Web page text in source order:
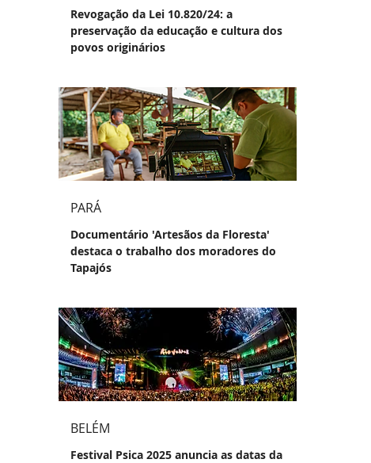
Revogação da Lei 10.820/24: a
preservação da educação e cultura dos
povos originários
PARÁ
Documentário 'Artesãos da Floresta'
destaca o trabalho dos moradores do
Tapajós
BELÉM
Festival Psica 2025 anuncia as datas da